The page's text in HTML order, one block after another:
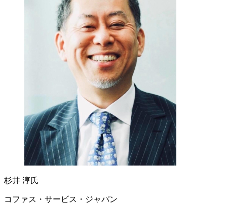
杉井 淳氏
コファス・サービス・ジャパン